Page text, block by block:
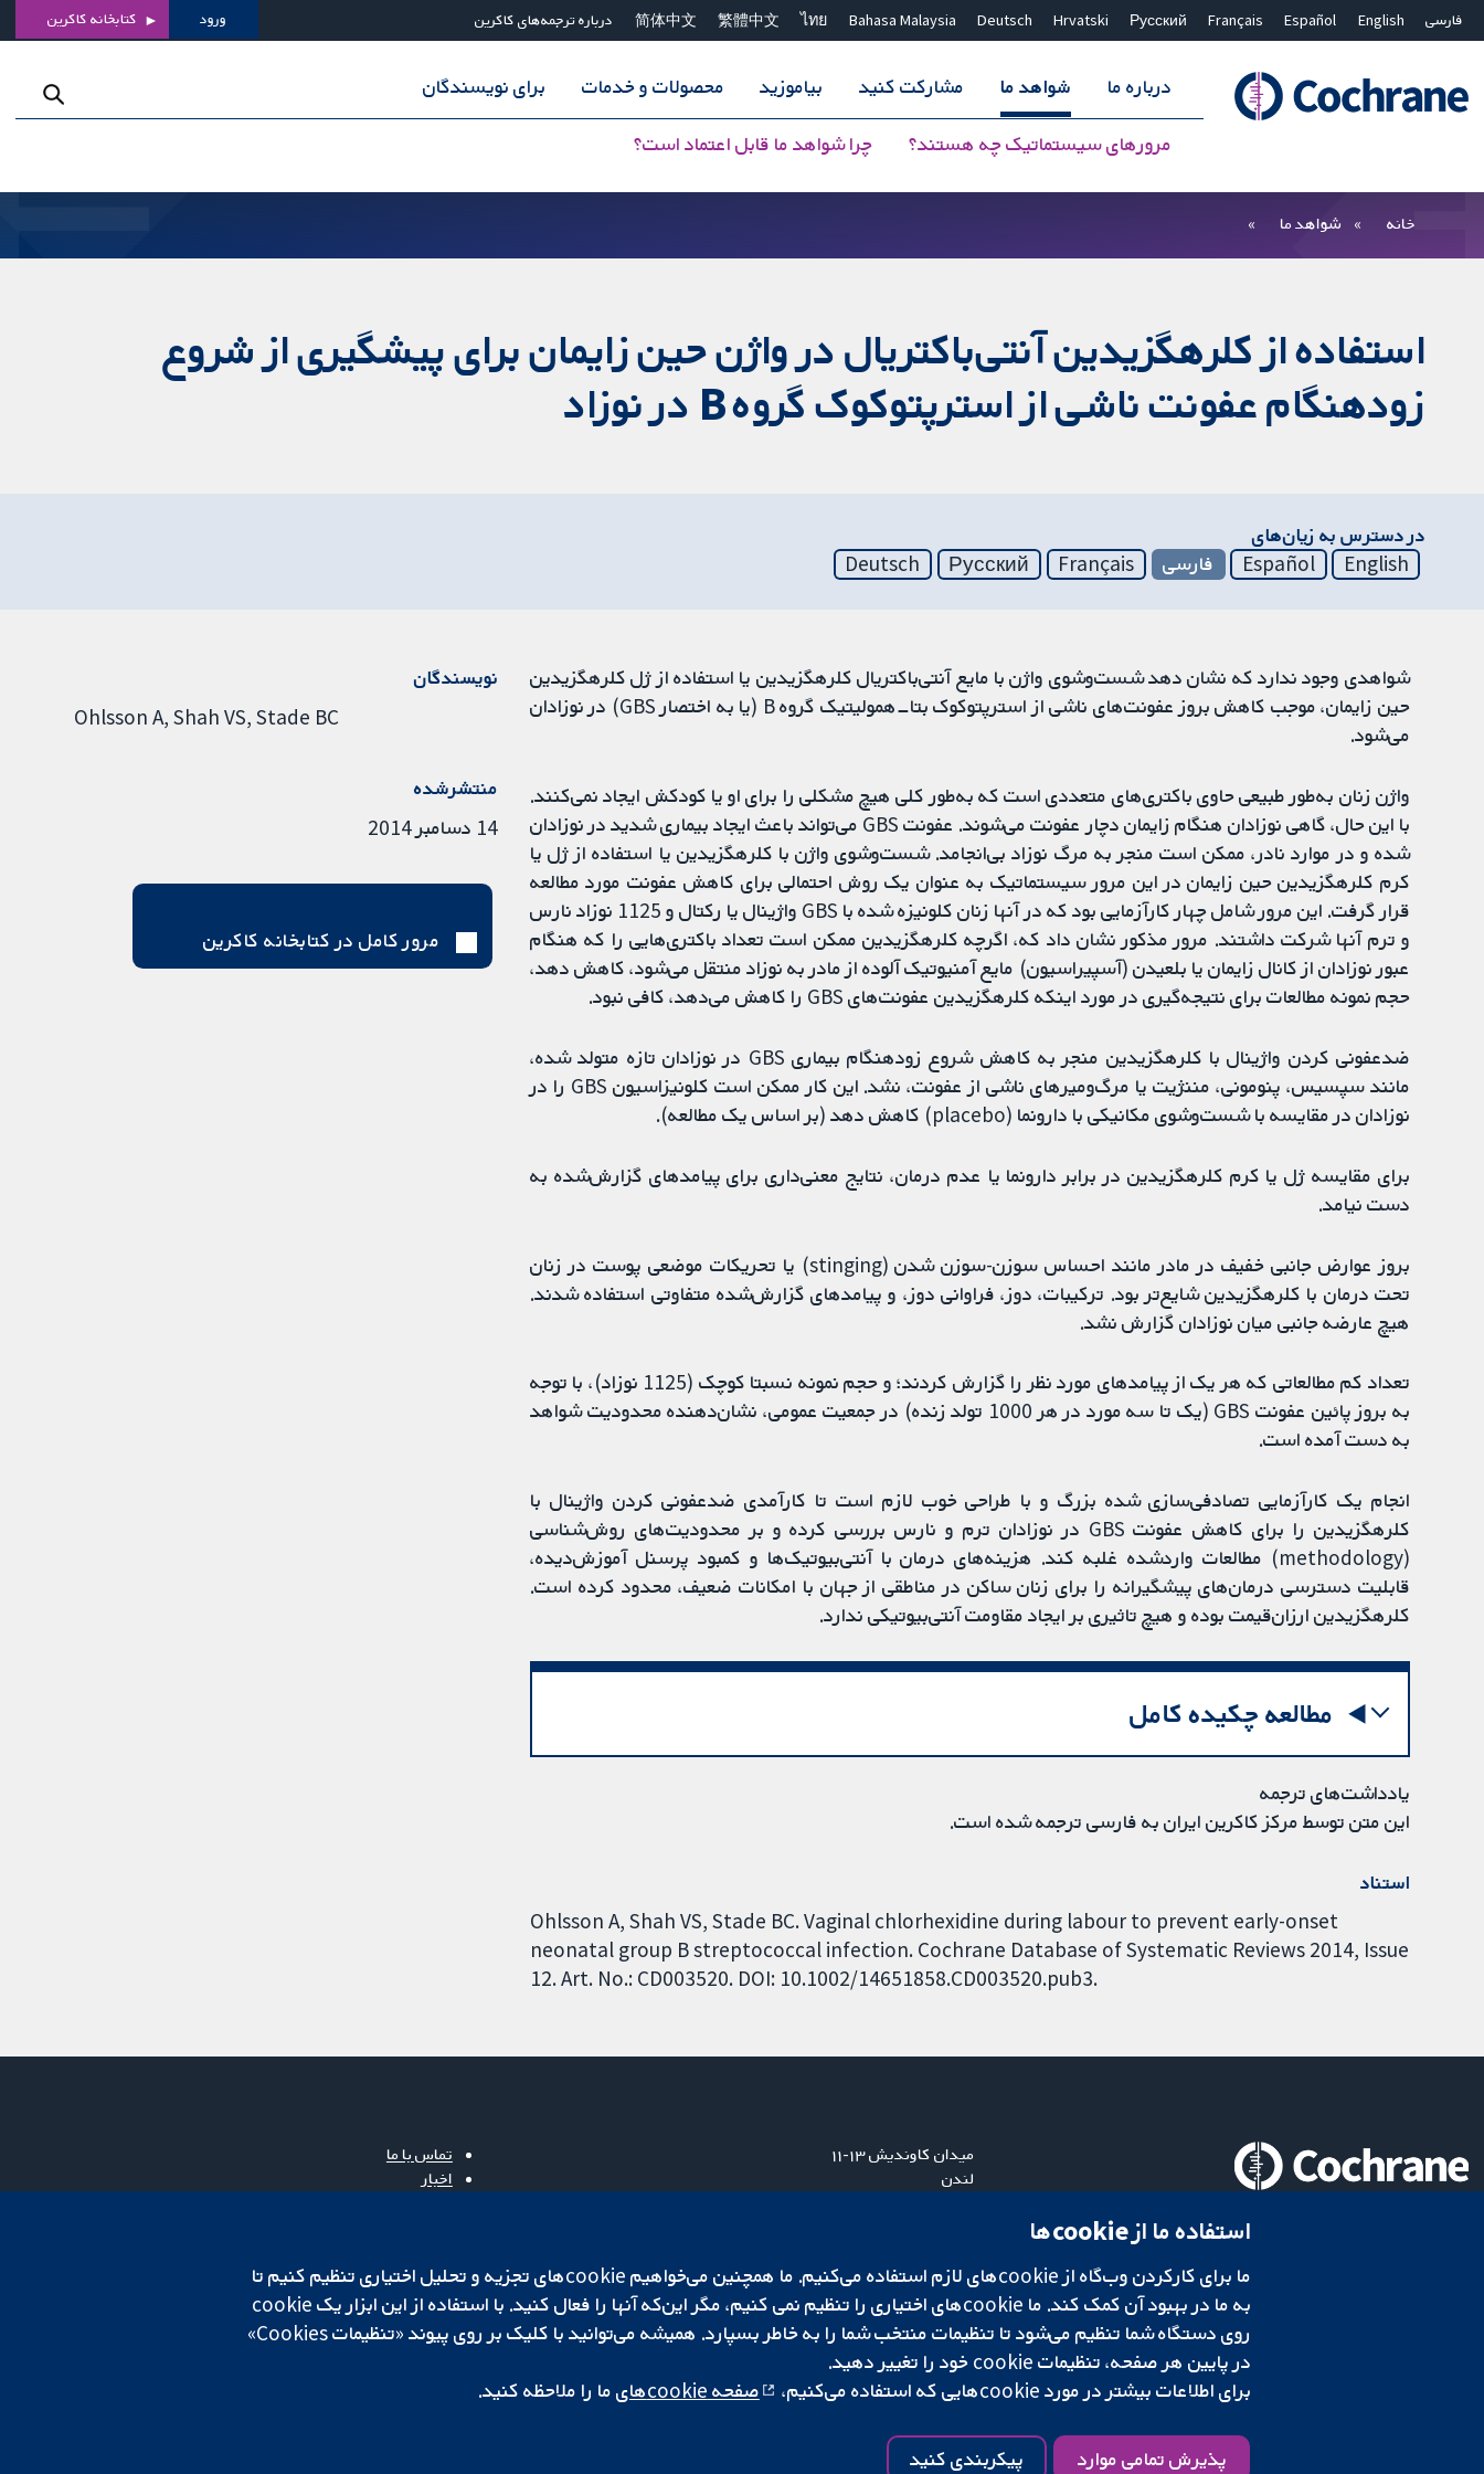
فارسی English
Español
Français
Русский
Hrvatski
Deutsch
Bahasa Malaysia
ไทย
繁體中文
简体中文 درباره ترجمه‌های کاکرین ورود کتابخانه کاکرین
درباره ما شواهد ما
مرورهای سیستماتیک چه هستند؟ چرا شواهد ما قابل اعتماد است؟
مشارکت کنید بیاموزید محصولات و خدمات برای نویسندگان
بستن جستجو ✖
خانه شواهد ما
استفاده از کلرهگزیدین آنتی‌باکتریال در واژن حین زایمان برای پیشگیری از شروع
زودهنگام عفونت ناشی از استرپتوکوک گروه B در نوزاد
در دسترس به زیان‌های
English
Español فارسی Français
Русский
Deutsch
شواهدی وجود ندارد که نشان دهد شست‌وشوی واژن با مایع آنتی‌باکتریال کلرهگزیدین یا استفاده از ژل کلرهگزیدین
حین زایمان، موجب کاهش بروز عفونت‌های ناشی از استرپتوکوک بتا‐همولیتیک گروه B (یا به اختصار GBS) در نوزادان
می‌شود.
واژن زنان به‌طور طبیعی حاوی باکتری‌های متعددی است که به‌طور کلی هیچ مشکلی را برای او یا کودکش ایجاد نمی‌کنند.
با این حال، گاهی نوزادان هنگام زایمان دچار عفونت می‌شوند. عفونت GBS می‌تواند باعث ایجاد بیماری شدید در نوزادان
شده و در موارد نادر، ممکن است منجر به مرگ نوزاد بی‌انجامد. شست‌وشوی واژن با کلرهگزیدین یا استفاده از ژل یا
کرم کلرهگزیدین حین زایمان در این مرور سیستماتیک به عنوان یک روش احتمالی برای کاهش عفونت مورد مطالعه
قرار گرفت. این مرور شامل چهار کارآزمایی بود که در آنها زنان کلونیزه شده با GBS واژینال یا رکتال و 1125 نوزاد نارس
و ترم آنها شرکت داشتند. مرور مذکور نشان داد که، اگرچه کلرهگزیدین ممکن است تعداد باکتری‌هایی را که هنگام
عبور نوزادان از کانال زایمان یا بلعیدن (آسپیراسیون) مایع آمنیوتیک آلوده از مادر به نوزاد منتقل می‌شود، کاهش دهد،
حجم نمونه مطالعات برای نتیجه‌گیری در مورد اینکه کلرهگزیدین عفونت‌های GBS را کاهش می‌دهد، کافی نبود.
ضدعفونی کردن واژینال با کلرهگزیدین منجر به کاهش شروع زودهنگام بیماری GBS در نوزادان تازه متولد شده،
مانند سپسیس، پنومونی، مننژیت یا مرگ‌ومیرهای ناشی از عفونت، نشد. این کار ممکن است کلونیزاسیون GBS را در
نوزادان در مقایسه با شست‌وشوی مکانیکی با دارونما (placebo) کاهش دهد (بر اساس یک مطالعه).
برای مقایسه ژل یا کرم کلرهگزیدین در برابر دارونما یا عدم درمان، نتایج معنی‌داری برای پیامدهای گزارش‌شده به
دست نیامد.
بروز عوارض جانبی خفیف در مادر مانند احساس سوزن-سوزن شدن (stinging) یا تحریکات موضعی پوست در زنان
تحت درمان با کلرهگزیدین شایع‌تر بود. ترکیبات، دوز، فراوانی دوز، و پیامدهای گزارش‌شده متفاوتی استفاده شدند.
هیچ عارضه جانبی میان نوزادان گزارش نشد.
تعداد کم مطالعاتی که هر یک از پیامدهای مورد نظر را گزارش کردند؛ و حجم نمونه نسبتا کوچک (1125 نوزاد)، با توجه
به بروز پائین عفونت GBS (یک تا سه مورد در هر 1000 تولد زنده) در جمعیت عمومی، نشان‌دهنده محدودیت شواهد
به دست آمده است.
انجام یک کارآزمایی تصادفی‌سازی شده بزرگ و با طراحی خوب لازم است تا کارآمدی ضدعفونی کردن واژینال با
کلرهگزیدین را برای کاهش عفونت GBS در نوزادان ترم و نارس بررسی کرده و بر محدودیت‌های روش‌شناسی
(methodology) مطالعات واردشده غلبه کند. هزینه‌های درمان با آنتی‌بیوتیک‌ها و کمبود پرسنل آموزش‌دیده،
قابلیت دسترسی درمان‌های پیشگیرانه را برای زنان ساکن در مناطقی از جهان با امکانات ضعیف، محدود کرده است.
کلرهگزیدین ارزان‌قیمت بوده و هیچ تاثیری بر ایجاد مقاومت آنتی‌بیوتیکی ندارد.
مطالعه چکیده کامل
یادداشت‌های ترجمه
این متن توسط مرکز کاکرین ایران به فارسی ترجمه شده است.
استناد
Ohlsson A, Shah VS, Stade BC. Vaginal chlorhexidine during labour to prevent early-onset
neonatal group B streptococcal infection. Cochrane Database of Systematic Reviews 2014, Issue
12. Art. No.: CD003520. DOI: 10.1002/14651858.CD003520.pub3.
نویسندگان
Ohlsson A Shah VS Stade BC
منتشرشده
14 دسامبر 2014
مرور کامل در کتابخانه کاکرین
میدان کاوندیش ۱۳-۱۱
لندن
تماس با ما
اخبار
Cochrane Library
شبکه همکاری کاکرین، یک مؤسسه خیریه (شماره 1045921) و یک شرکت با مسئولیت محدود به‌صورت ضمانت (شماره 03044323) ثبت‌شده در انگلستان و ولز است. شماره ثبت مالیات بر ارزش افزوده: GB 718 2127 49.
کپی‌رایت © ۲۰۲۵ همکاری کاکرین سلب مسئولیت حریم خصوصی| سیاست کوکی‌ها تنظیمات کوکی
استفاده ما از cookie‌ها
ما برای کارکردن وب‌گاه از cookie‌های لازم استفاده می‌کنیم. ما همچنین می‌خواهیم cookie‌های تجزیه و تحلیل اختیاری تنظیم کنیم تا
روی دستگاه شما تنظیم می‌شود تا تنظیمات منتخب شما را به خاطر بسپارد. همیشه می‌توانید با کلیک بر روی پیوند «تنظیمات Cookies»
در پایین هر صفحه، تنظیمات cookie‌ خود را تغییر دهید.
برای اطلاعات بیشتر در مورد cookie‌هایی که استفاده می‌کنیم،
صفحه cookie‌های ما را ملاحظه کنید.
پذیرش تمامی موارد پیکربندی کنید